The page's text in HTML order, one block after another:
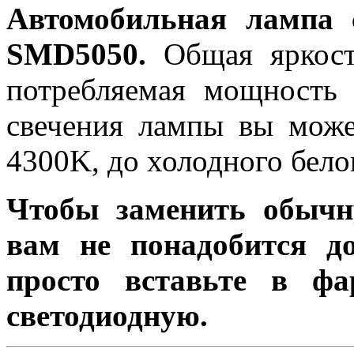
Автомобильная
SMD5050. Общая
потребляемая мощность
свечения лампы вы
4300K, до холодного
Чтобы заменить
вам не понадобится
просто вставьте в
светодиодную.